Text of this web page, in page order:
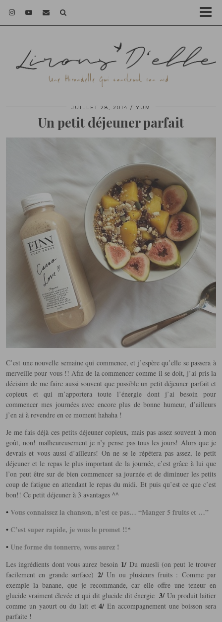
JUILLET 28, 2014 YUM
Un petit déjeuner parfait
C’est une nouvelle semaine qui commence, et j’espère qu’elle se passera à
merveille pour vous !! Afin de la commencer comme il se doit, j’ai pris la
décision de me faire aussi souvent que possible un petit déjeuner parfait et
copieux et qui m’apportera toute l’énergie dont j’ai besoin pour
commencer mes journées avec encore plus de bonne humeur, d’ailleurs
j’en ai à revendre en ce moment hahaha !
Je me fais déjà ces petits déjeuner copieux, mais pas assez souvent à mon
goût, non! malheureusement je n’y pense pas tous les jours! Alors que je
devrais et vous aussi d’ailleurs! On ne se le répétera pas assez, le petit
déjeuner et le repas le plus important de la journée, c’est grâce à lui que
l’on peut être sur de bien commencer sa journée et de diminuer les petits
coup de fatigue en attendant le repas du midi. Et puis qu’est ce que c’est
bon!! Ce petit déjeuner à 3 avantages ^^
• Vous connaissez la chanson, n’est ce pas… “Manger 5 fruits et …”
• C’est super rapide, je vous le promet !!*
• Une forme du tonnerre, vous aurez !
Les ingrédients dont vous aurez besoin 1/ Du muesli (on peut le trouver
facilement en grande surface)2/ Un ou plusieurs fruits : Comme par
exemple la banane, que je recommande, car elle offre une teneur en
glucide vraiment élevée et qui dit glucide dit énergie3/ Un produit laitier
comme un yaourt ou du lait et4/ En accompagnement une boisson sera
parfaite !